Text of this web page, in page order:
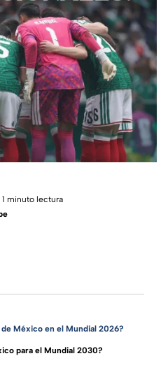
1 minuto lectura
México en el Mundial 2026?
para el Mundial 2030?